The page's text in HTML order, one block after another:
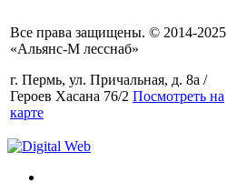
Все права защищены. © 2014-2025
«Альянс-М лесснаб»
г. Пермь, ул. Причальная, д. 8а /
Героев Хасана 76/2 Посмотреть на
карте